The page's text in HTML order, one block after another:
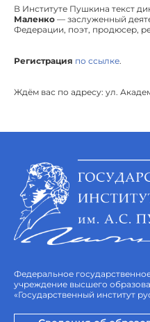
В Институте Пушкина текст
Маленко — заслуженный
Федерации, поэт, продюсер,
Регистрация по ссылке.
Ждём вас по адресу: ул.
Федеральное
учреждение высшего
«Государственный институт